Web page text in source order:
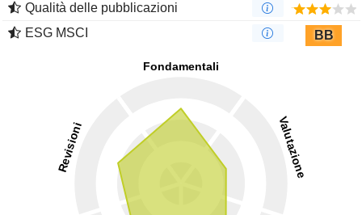
Qualità delle pubblicazioni
ESG MSCI
BB